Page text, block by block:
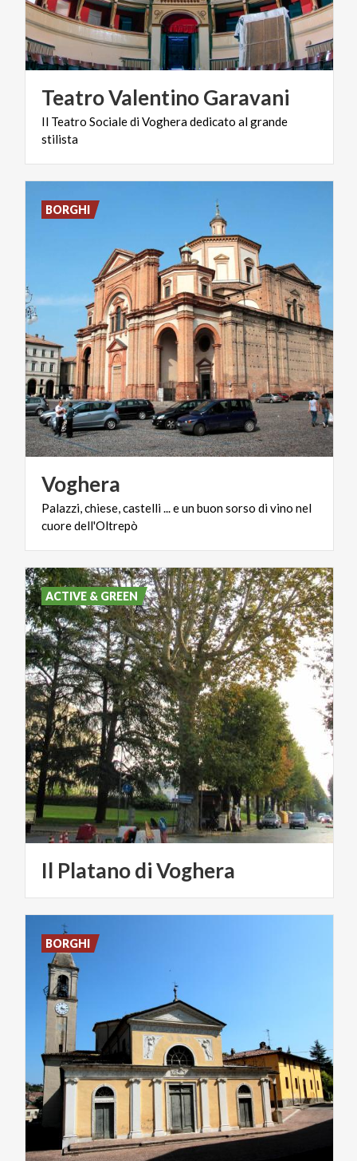
TeatroValentinoGaravani
Il Teatro SocialediVogheradedicato algrande
stilista
Voghera
Palazzi,chiese,castelli...eunbuonsorso divino nel
cuoredell'Oltrepò
BORGHI
Il PlatanodiVoghera
ACTIVE & GREEN
BORGHI